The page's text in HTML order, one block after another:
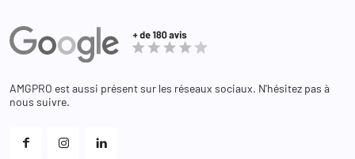
Equipements
Bagagerie
Adresses
Bons de réduction
Et les cookies ?
AMGPRO est aussi présent sur les réseaux sociaux. N'hésitez pas à
nous suivre.